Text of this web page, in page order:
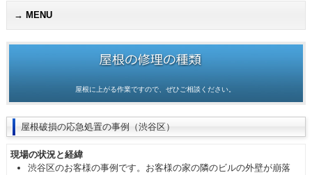
MENU
屋根に上がる作業ですので、ぜひご相談ください。
屋根破損の応急処置の事例（渋谷区）
現場の状況と経緯
渋谷区のお客様の事例です。お客様の家の隣のビルの外壁が崩落